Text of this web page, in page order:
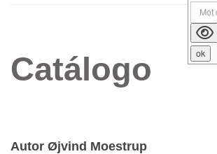
Catálogo
Autor Øjvind Moestrup